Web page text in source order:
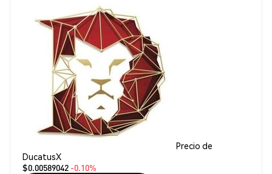
Precio de
DucatusX
$0.00589042 -0.10%